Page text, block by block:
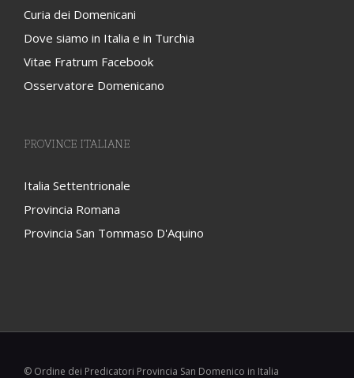
Curia dei Domenicani
Dove siamo in Italia e in Turchia
Vitae Fratrum Facebook
Osservatore Domenicano
PROVINCE ITALIANE
Italia Settentrionale
Provincia Romana
Provincia San Tommaso D'Aquino
© Ordine dei Predicatori Provincia San Domenico in Italia